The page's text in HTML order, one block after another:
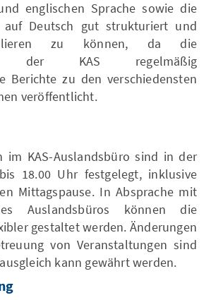
englischen Sprache sowie die
auf Deutsch gut strukturiert und
zu können, da die
der KAS regelmäßig
Berichte zu den verschiedensten
veröffentlicht.
im KAS-Auslandsbüro sind in der
18.00 Uhr festgelegt, inklusive
Mittagspause. In Absprache mit
Auslandsbüros können die
gestaltet werden. Änderungen
von Veranstaltungen sind
kann gewährt werden.